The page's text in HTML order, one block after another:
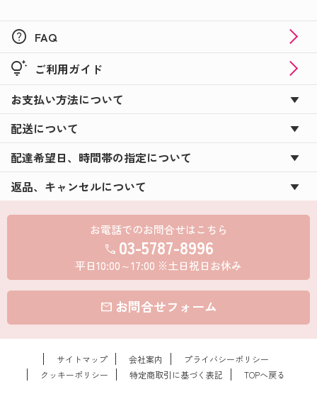
help FAQ
tips_and_updates ご利用ガイド
お支払い方法について
配送について
配達希望日、時間帯の指定について
返品、キャンセルについて
お電話でのお問合せはこちら
call 03-5787-8996
平日10:00～17:00 ※土日祝日お休み
mail お問合せフォーム
サイトマップ 会社案内
プライバシーポリシー
クッキーポリシー
特定商取引に基づく表記 TOPへ戻る